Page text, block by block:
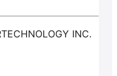
INC.